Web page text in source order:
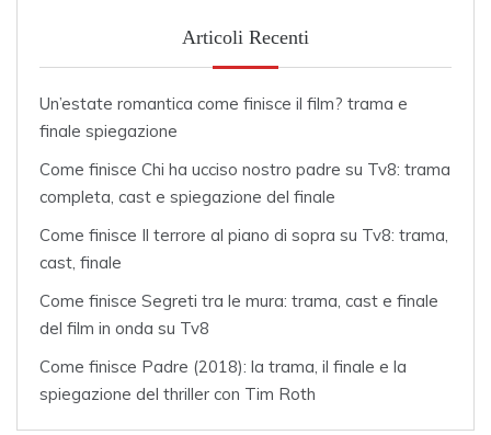
Articoli Recenti
Un’estate romantica come finisce il film? trama e
finale spiegazione
Come finisce Chi ha ucciso nostro padre su Tv8: trama
completa, cast e spiegazione del finale
Come finisce Il terrore al piano di sopra su Tv8: trama,
cast, finale
Come finisce Segreti tra le mura: trama, cast e finale
del film in onda su Tv8
Come finisce Padre (2018): la trama, il finale e la
spiegazione del thriller con Tim Roth